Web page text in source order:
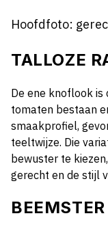
Hoofdfoto:
TALLOZE
De ene knoflook is
tomaten bestaan
smaakprofiel,
teeltwijze. Die
bewuster te
gerecht en de stijl